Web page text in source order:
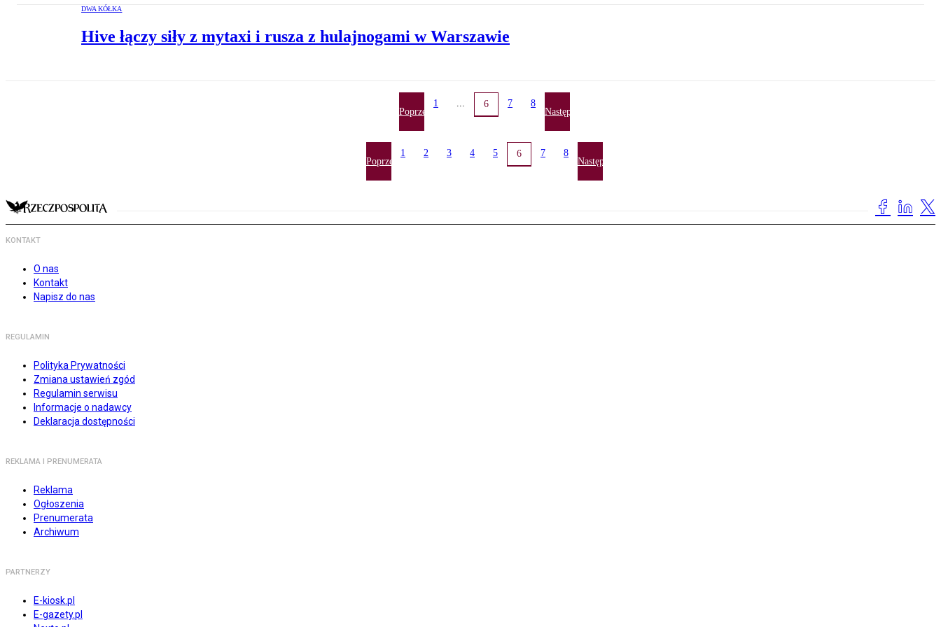
DWA KÓŁKA
Hive łączy siły z mytaxi i rusza z hulajnogami w Warszawie
Poprzednia
1 ... 6 7 8
Następna
Poprzednia
1 2 3 4 5 6 7 8
Następna
KONTAKT
O nas
Kontakt
Napisz do nas
REGULAMIN
Polityka Prywatności
Zmiana ustawień zgód
Regulamin serwisu
Informacje o nadawcy
Deklaracja dostępności
REKLAMA I PRENUMERATA
Reklama
Ogłoszenia
Prenumerata
Archiwum
PARTNERZY
E-kiosk.pl
E-gazety.pl